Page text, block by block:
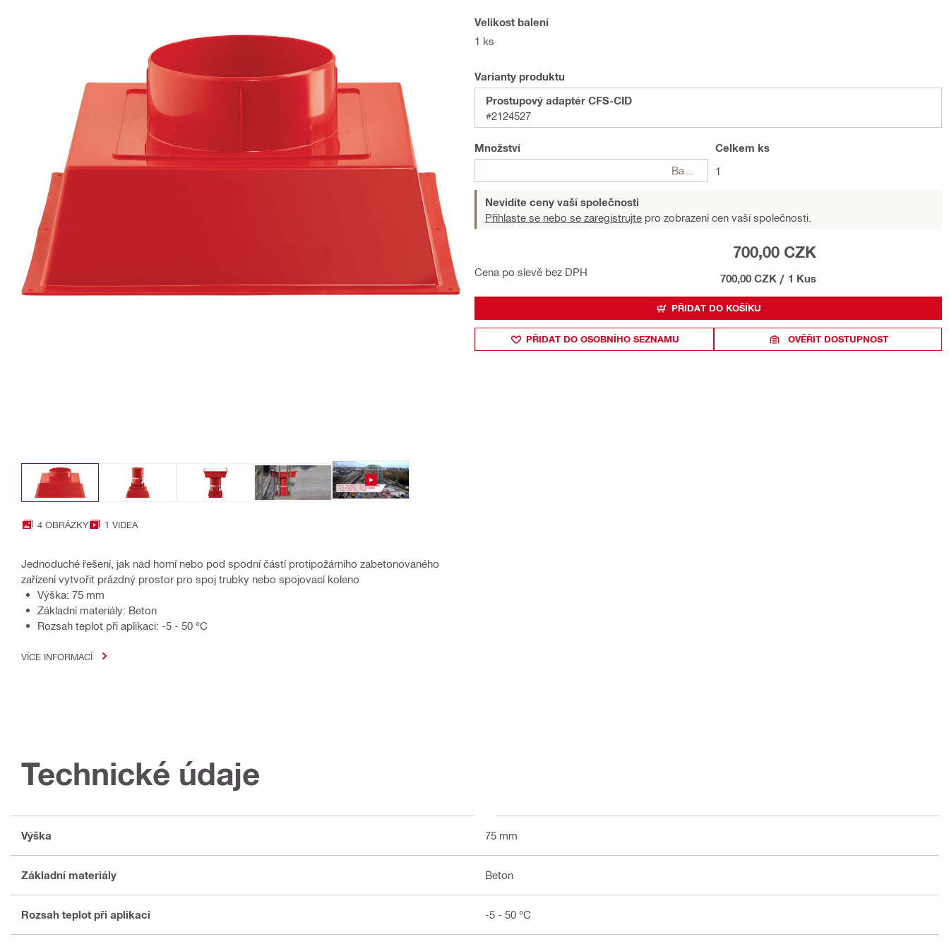
4 OBRÁZKY 1 VIDEA
Jednoduché řešení, jak nad horní nebo pod spodní částí protipožárního zabetonovaného
zařízení vytvořit prázdný prostor pro spoj trubky nebo spojovací koleno
Výška: 75 mm
Základní materiály: Beton
Rozsah teplot při aplikaci: -5 - 50 °C
VÍCE INFORMACÍ
Velikost balení
1 ks
Varianty produktu
Prostupový adaptér CFS-CID
#2124527
Množství
Celkem ks
1
Nevidíte ceny vaší společnosti
Přihlaste se nebo se zaregistrujte pro zobrazení cen vaší společnosti.
Cena po slevě bez DPH
700,00 CZK
700,00 CZK / 1 Kus
PŘIDAT DO KOŠÍKU
PŘIDAT DO OSOBNÍHO SEZNAMU OVĚŘIT DOSTUPNOST
Technické údaje
Výška 75 mm
Základní materiály Beton
Rozsah teplot při aplikaci -5 - 50 °C